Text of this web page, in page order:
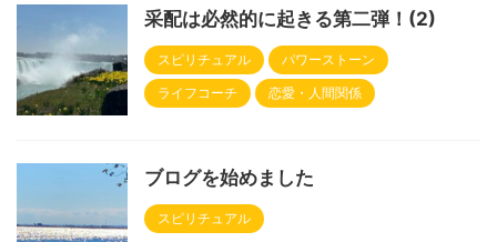
采配は必然的に起きる第二弾！(2)
スピリチュアル
パワーストーン
ライフコーチ
恋愛・人間関係
ブログを始めました
スピリチュアル